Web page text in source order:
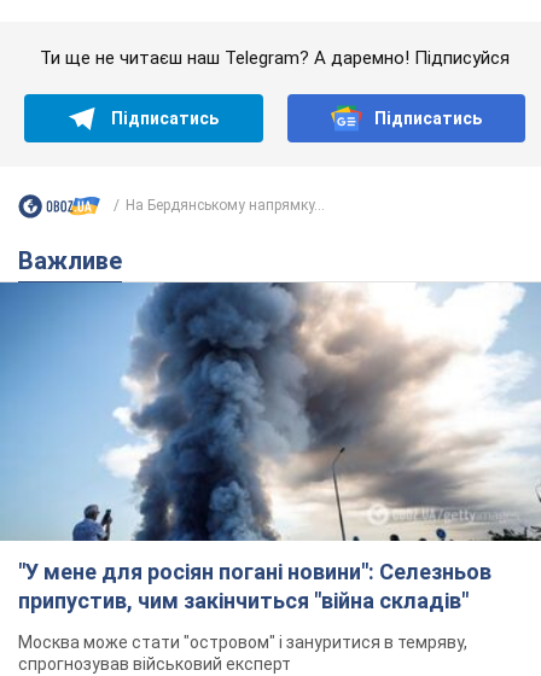
"У мене для росіян погані новини": Селезньов
припустив, чим закінчиться "війна складів"
Москва може стати "островом" і зануритися в темряву,
спрогнозував військовий експерт
61,5 т.
Банки "готуються" до нового курсу
долара: українцям розповіли, чого
очікувати
5.08.2026 23:12 122,0 т.